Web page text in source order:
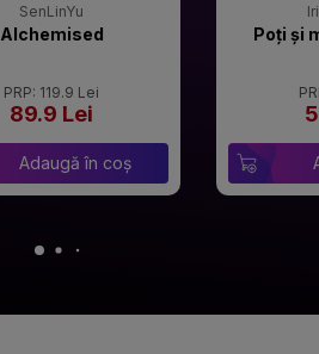
SenLinYu
Alchemised
PRP: 119.9 Lei
89.9 Lei
Adaugă în coș
Poți și